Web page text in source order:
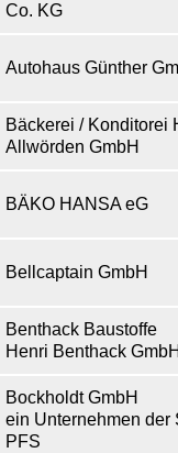
Co. KG
Autohaus Günther
Bäckerei / Konditorei
Allwörden GmbH
BÄKO HANSA eG
Bellcaptain GmbH
Benthack Baustoffe
Henri Benthack
Bockholdt GmbH
ein Unternehmen der
PFS